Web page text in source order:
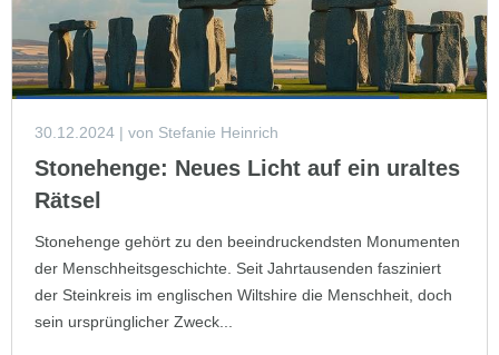
30.12.2024 | von Stefanie Heinrich
Stonehenge: Neues Licht auf ein uraltes
Rätsel
Stonehenge gehört zu den beeindruckendsten Monumenten
der Menschheitsgeschichte. Seit Jahrtausenden fasziniert
der Steinkreis im englischen Wiltshire die Menschheit, doch
sein ursprünglicher Zweck...